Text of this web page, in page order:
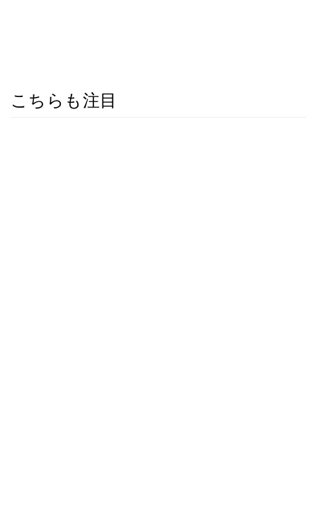
こちらも注目